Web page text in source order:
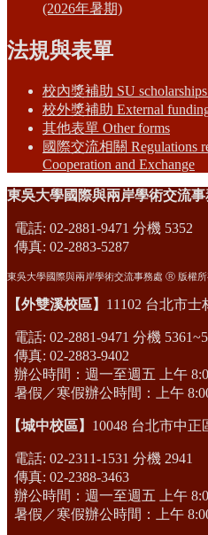
(2026年暑期)
法規與表單
校內獎補助 SU scholarships
校外獎補助 External
其他表單 Other forms
國際交流相關 Regulations
Cooperation and Exchange
東吳大學國際與兩岸學術交流
電話: 02-2881-9471 分機 5352
傳真: 02-2883-5287
東吳大學國際與兩岸學術交流事務處 Ⓡ 版權
【外雙溪校區】 11102 台北市士
電話: 02-2881-9471 分機
傳真: 02-2883-9402
辦公時間：週一至週五 上午
暑假／寒假辦公時間：上午
【城中校區】 10048 台北市中
電話: 02-2311-1531 分機 2941
傳真: 02-2388-3463
辦公時間：週一至週五 上午
暑假／寒假辦公時間：上午